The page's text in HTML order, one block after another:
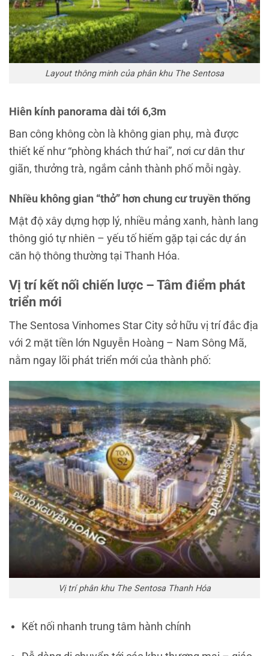
Layout thông minh của phân khu The Sentosa
Hiên kính panorama dài tới 6,3m
Ban công không còn là không gian phụ, mà được
thiết kế như “phòng khách thứ hai”, nơi cư dân thư
giãn, thưởng trà, ngắm cảnh thành phố mỗi ngày.
Nhiều không gian “thở” hơn chung cư truyền thống
Mật độ xây dựng hợp lý, nhiều mảng xanh, hành lang
thông gió tự nhiên – yếu tố hiếm gặp tại các dự án
căn hộ thông thường tại Thanh Hóa.
Vị trí kết nối chiến lược – Tâm điểm phát
triển mới
The Sentosa Vinhomes Star City sở hữu vị trí đắc địa
với 2 mặt tiền lớn Nguyễn Hoàng – Nam Sông Mã,
nằm ngay lõi phát triển mới của thành phố:
Vị trí phân khu The Sentosa Thanh Hóa
Kết nối nhanh trung tâm hành chính